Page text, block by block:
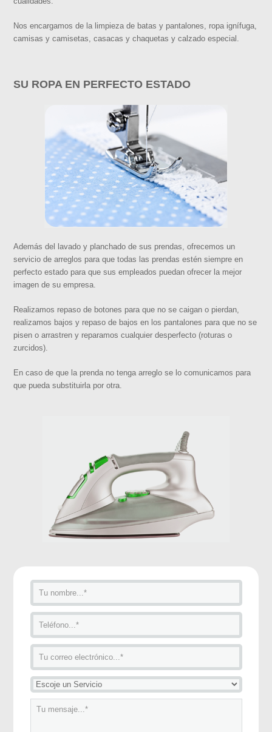
Nos encargamos de la limpieza de batas y pantalones, ropa ignífuga,
camisas y camisetas, casacas y chaquetas y calzado especial.
SU ROPA EN PERFECTO ESTADO
Además del lavado y planchado de sus prendas, ofrecemos un
servicio de arreglos para que todas las prendas estén siempre en
perfecto estado para que sus empleados puedan ofrecer la mejor
imagen de su empresa.
Realizamos repaso de botones para que no se caigan o pierdan,
realizamos bajos y repaso de bajos en los pantalones para que no se
pisen o arrastren y reparamos cualquier desperfecto (roturas o
zurcidos).
En caso de que la prenda no tenga arreglo se lo comunicamos para
que pueda substituirla por otra.